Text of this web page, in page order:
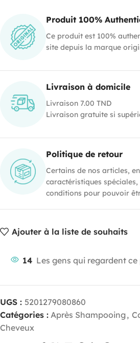
Produit 100%
Ce produit est 100%
site depuis la marque
Livraison à domicile
Livraison 7.00 TND
Livraison gratuite si
Politique de retour
Certains de nos articles,
caractéristiques
conditions pour pouvoir
Ajouter à la liste de souhaits
14 Les gens qui regardent
UGS : 5201279080860
Catégories : Après Shampooing,
Cheveux